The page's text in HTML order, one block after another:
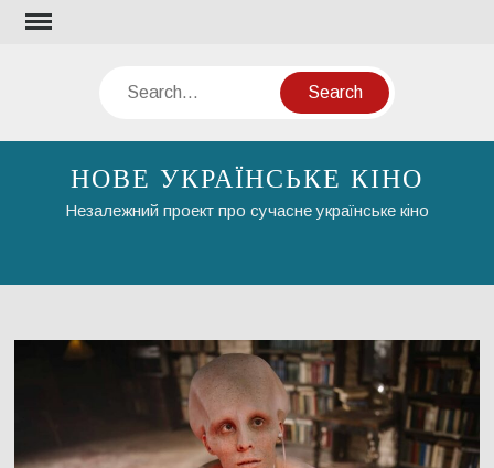
Skip
Search
НОВЕ УКРАЇНСЬКЕ КІНО
Незалежний проект про сучасне українське кіно